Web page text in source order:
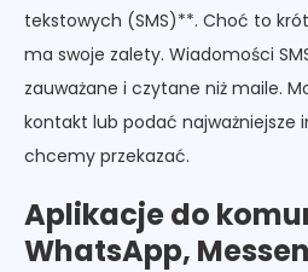
tekstowych (SMS)**. Choć to
ma swoje zalety. Wiadomości
zauważane i czytane niż maile.
kontakt lub podać najważniejsze
chcemy przekazać.
Aplikacje do
WhatsApp,